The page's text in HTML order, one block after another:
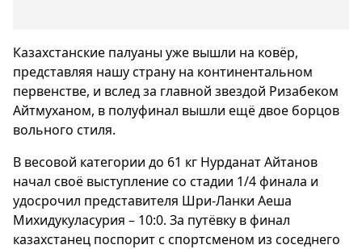
Казахстанские палуаны уже вышли на ковёр,
представляя нашу страну на континентальном
первенстве, и вслед за главной звездой Ризабеком
Айтмуханом, в полуфинал вышли ещё двое борцов
вольного стиля.
В весовой категории до 61 кг Нурданат Айтанов
начал своё выступление со стадии 1/4 финала и
удосрочил представителя Шри-Ланки Аеша
Михидукуласурия – 10:0. За путёвку в финал
казахстанец поспорит с спортсменом из соседнего